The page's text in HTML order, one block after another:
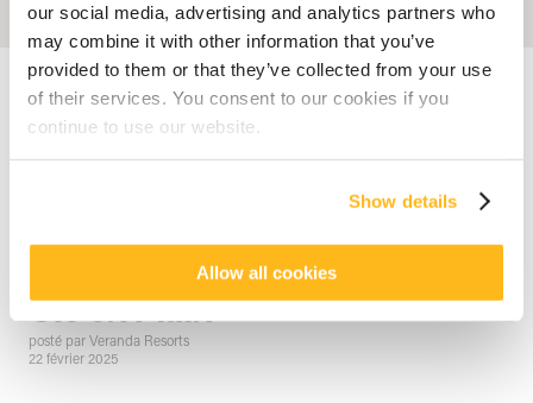
our social media, advertising and analytics partners who
may combine it with other information that you’ve
provided to them or that they’ve collected from your use
of their services. You consent to our cookies if you
continue to use our website.
Show details
Allow all cookies
Accueil Blog
Vos Vacances Tout Inclus à l’Île Maurice : Vols et
ILE MAURICE
Vos Vacances Tout Inclus à
Hébergement dans un Forfait
Clé en Main
posté par Veranda Resorts
22 février 2025